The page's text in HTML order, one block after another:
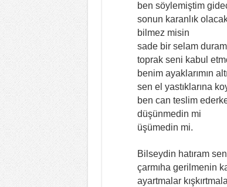
ben söylemiştim
sonun karanlık
bilmez misin
sade bir selam
toprak seni kabul
benim ayaklarımın
sen el yastıklarına
ben can teslim
düşünmedin mi
üşümedin mi.
Bilseydin hatıram
çarmıha gerilmenin
ayartmalar